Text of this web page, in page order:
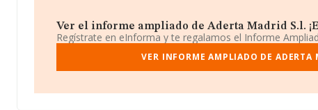
Ver el informe ampliado de Aderta Madrid S.l.
Regístrate en eInforma y te regalamos el Informe
VER INFORME AMPLIADO DE ADERTA